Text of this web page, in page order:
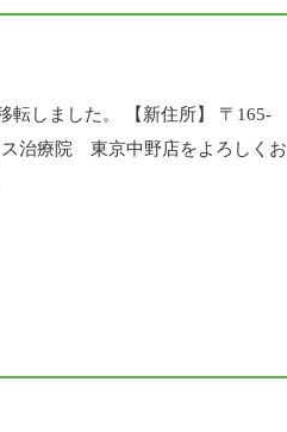
しました。 【新住所】 〒165-
治療院 東京中野店をよろしくお